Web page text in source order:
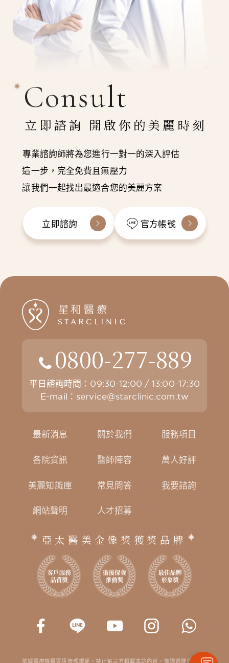
Consult
立即諮詢 開啟你的美麗時刻
專業諮詢師將為您進行一對一的深入評估
這一步，完全免費且無壓力
讓我們一起找出最適合您的美麗方案
立即諮詢 官方帳號
0800-277-889
平日諮詢時間：09:30-12:00 / 13:00-17:30
E-mail： service@starclinic.com.tw
最新消息 關於我們 服務項目
各院資訊 醫師陣容 萬人好評
美麗知識庫 常見問答 我要諮詢
網站聲明 人才招募
亞太醫美金像獎獲獎品牌
依據醫療機構資訊管理規範，禁止第三方轉載本站內容。惟透過搜尋